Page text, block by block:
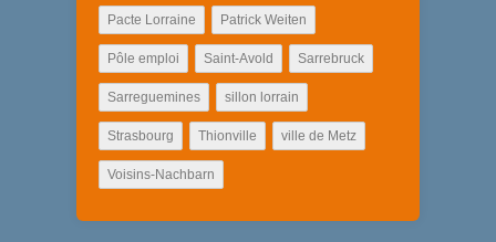
Pacte Lorraine Patrick Weiten
Pôle emploi Saint-Avold Sarrebruck
Sarreguemines sillon lorrain
Strasbourg Thionville ville de Metz
Voisins-Nachbarn